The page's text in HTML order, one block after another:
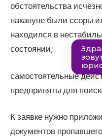
обстоятельства
накануне были ссоры
находился в
состоянии;
самостоятельные
предприняты для
К заявке нужно
документов